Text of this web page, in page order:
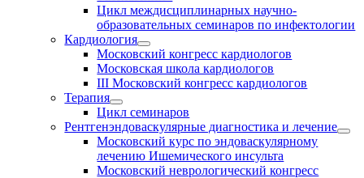
Цикл междисциплинарных научно-
образовательных семинаров по инфектологии
Кардиология
Московский конгресс кардиологов
Московская школа кардиологов
III Московский конгресс кардиологов
Терапия
Цикл семинаров
Рентгенэндоваскулярные диагностика и лечение
Московский курс по эндоваскулярному
лечению Ишемического инсульта
Московский неврологический конгресс